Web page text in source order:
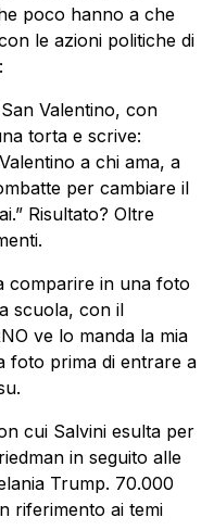
poco hanno a che
le azioni politiche di
Valentino, con
torta e scrive:
a chi ama, a
per cambiare il
Risultato? Oltre
comparire in una foto
scuola, con il
ve lo manda la mia
foto prima di entrare a
cui Salvini esulta per
in seguito alle
Trump. 70.000
riferimento ai temi